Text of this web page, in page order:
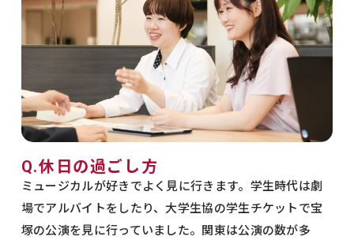
Q.休日の過ごし方
ミュージカルが好きでよく見に行きます。学生時代は劇
場でアルバイトをしたり、大学生協の学生チケットで宝
塚の公演を見に行っていました。関東は公演の数が多